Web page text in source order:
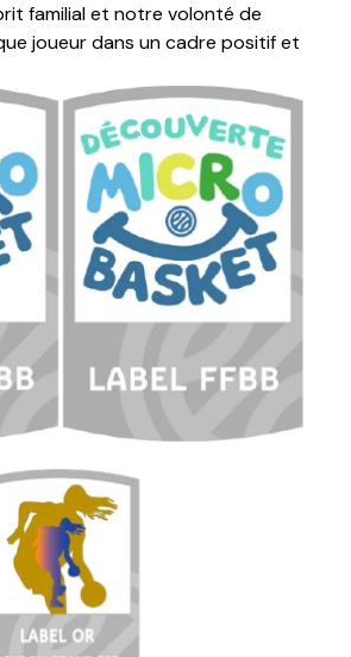
familial et notre volonté de
joueur dans un cadre positif et